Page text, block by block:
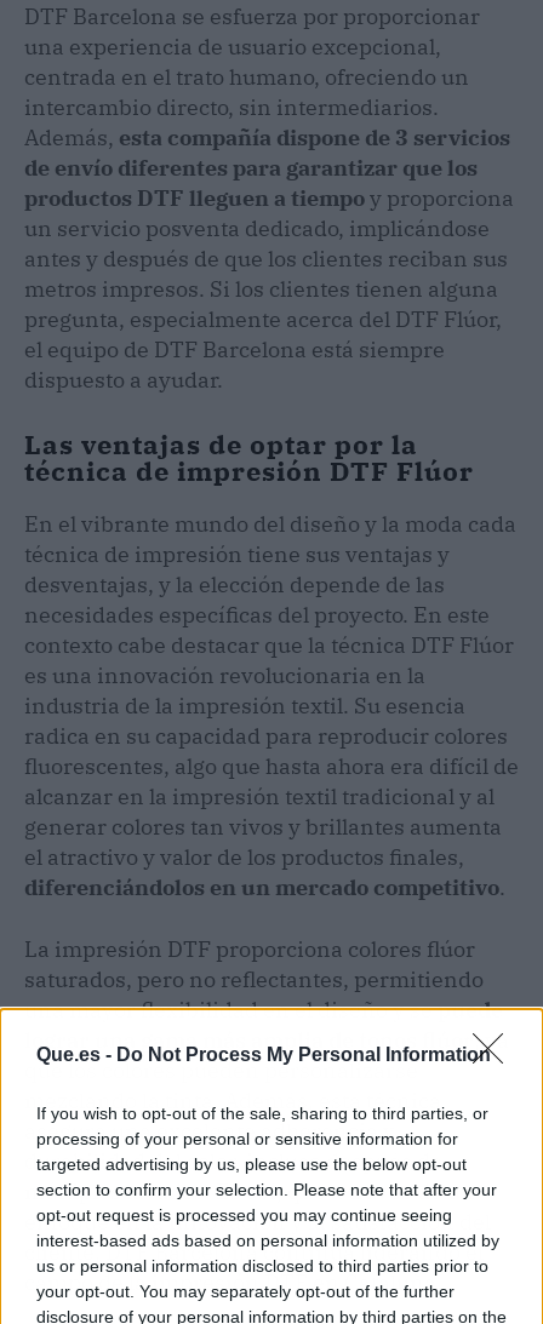
Que.es - Do Not Process My Personal Information
If you wish to opt-out of the sale, sharing to third parties, or
processing of your personal or sensitive information for
targeted advertising by us, please use the below opt-out
section to confirm your selection. Please note that after your
opt-out request is processed you may continue seeing
interest-based ads based on personal information utilized by
us or personal information disclosed to third parties prior to
your opt-out. You may separately opt-out of the further
disclosure of your personal information by third parties on the
DTF Barcelona se esfuerza por proporcionar
una experiencia de usuario excepcional,
centrada en el trato humano, ofreciendo un
intercambio directo, sin intermediarios.
Además, esta compañía dispone de 3 servicios
de envío diferentes para garantizar que los
productos DTF lleguen a tiempoy proporciona
un servicio posventa dedicado, implicándose
antes y después de que los clientes reciban sus
metros impresos. Si los clientes tienen alguna
pregunta, especialmente acerca del DTF Flúor,
el equipo de DTF Barcelona está siempre
dispuesto a ayudar.
Las ventajas de optar por la
técnica de impresión DTF Flúor
En el vibrante mundo del diseño y la moda cada
técnica de impresión tiene sus ventajas y
desventajas, y la elección depende de las
necesidades específicas del proyecto. En este
contexto cabe destacar que la técnica DTF Flúor
es una innovación revolucionaria en la
industria de la impresión textil. Su esencia
radica en su capacidad para reproducir colores
fluorescentes, algo que hasta ahora era difícil de
alcanzar en la impresión textil tradicional y al
generar colores tan vivos y brillantes aumenta
el atractivo y valor de los productos finales,
diferenciándolos en un mercado competitivo.
La impresión DTF proporciona colores flúor
saturados, pero no reflectantes, permitiendo
una mayor flexibilidad en el diseño y sepuede
lograr una gama más amplia de tonos flúor,ya
que los colores pueden personalizarse
mezclando la tinta. Además, esta técnica
asegura una excelente adherencia y
durabilidad del color, incluso después de
múltiples lavados. Es así, que a través de un
enfoque en la innovación y la satisfacción del
cliente, DTF Barcelona continúa liderando el
campo de la impresión DTF en Cataluña.